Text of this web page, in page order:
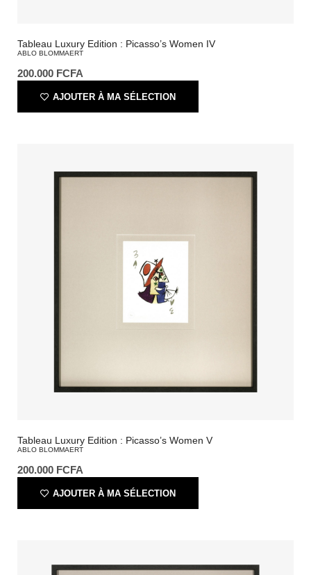
Tableau Luxury Edition : Picasso’s Women IV
ABLO BLOMMAERT
200.000 FCFA
AJOUTER À MA SÉLECTION
Tableau Luxury Edition : Picasso’s Women V
ABLO BLOMMAERT
200.000 FCFA
AJOUTER À MA SÉLECTION